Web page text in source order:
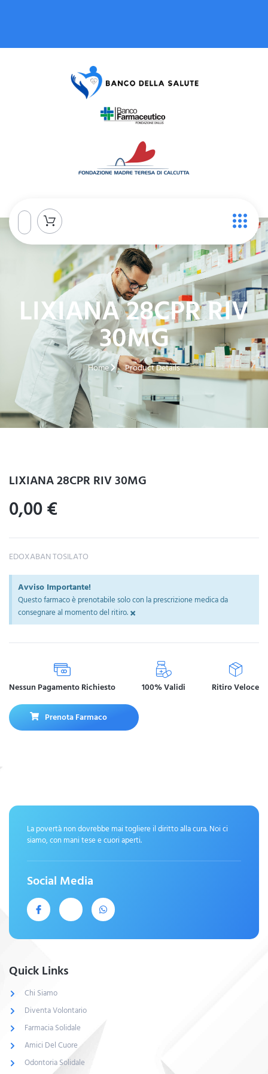
LIXIANA 28CPR RIV
30MG
Home Product Details
LIXIANA 28CPR RIV 30MG
0,00€
EDOXABAN TOSILATO
Avviso Importante!
Questo farmaco è prenotabile solo con la prescrizione medica da
consegnare al momento del ritiro.×
Nessun Pagamento Richiesto 100% Validi Ritiro Veloce
Prenota Farmaco
La povertà non dovrebbe mai togliere il diritto alla cura. Noi ci
siamo, con mani tese e cuori aperti.
Social Media
Quick Links
Chi Siamo
Diventa Volontario
Farmacia Solidale
Amici Del Cuore
Odontoria Solidale